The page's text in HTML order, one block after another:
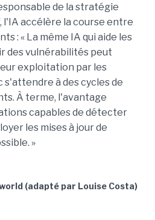
de la stratégie
, l'IA accélère la course entre
: « La même IA qui aide les
des vulnérabilités peut
exploitation par les
s'attendre à des cycles de
À terme, l'avantage
capables de détecter
les mises à jour de
»
(adapté par Louise Costa)